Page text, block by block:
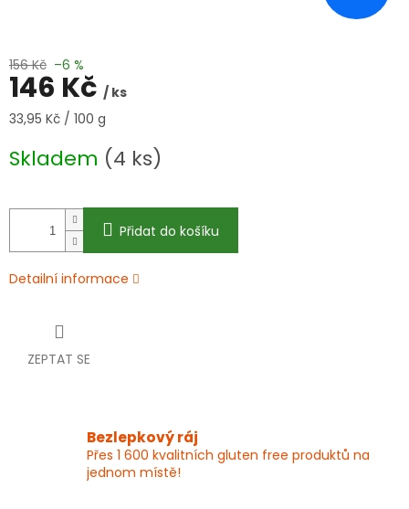
156 Kč –6 %
146 Kč / ks
Měrná
33,95 Kč / 100 g
Skladem (4 ks)
Přidat do košíku
Detailní informace
ZEPTAT SE
Bezlepkový ráj
Přes 1 600 kvalitních gluten free produktů na
jednom místě!